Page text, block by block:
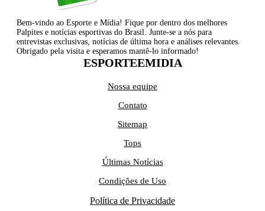
Bem-vindo ao Esporte e Mídia! Fique por dentro dos melhores
Palpites e notícias esportivas do Brasil. Junte-se a nós para
entrevistas exclusivas, notícias de última hora e análises relevantes.
Obrigado pela visita e esperamos mantê-lo informado!
ESPORTEEMIDIA
Nossa equipe
Contato
Sitemap
Tops
Últimas Notícias
Condições de Uso
Política de Privacidade